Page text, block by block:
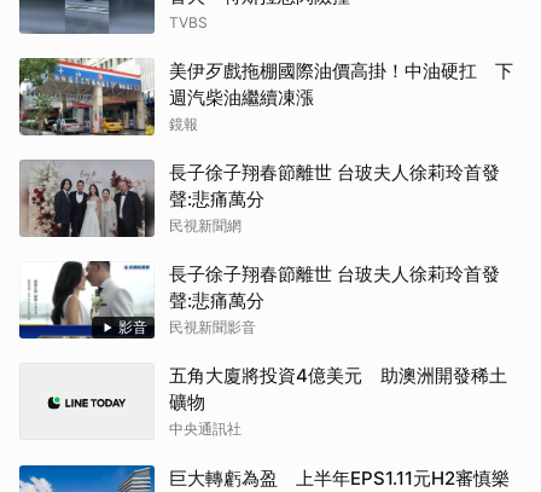
TVBS
美伊歹戲拖棚國際油價高掛！中油硬扛 下
週汽柴油繼續凍漲
鏡報
長子徐子翔春節離世 台玻夫人徐莉玲首發
聲:悲痛萬分
民視新聞網
影音
長子徐子翔春節離世 台玻夫人徐莉玲首發
聲:悲痛萬分
民視新聞影音
五角大廈將投資4億美元 助澳洲開發稀土
礦物
中央通訊社
巨大轉虧為盈 上半年EPS1.11元H2審慎樂